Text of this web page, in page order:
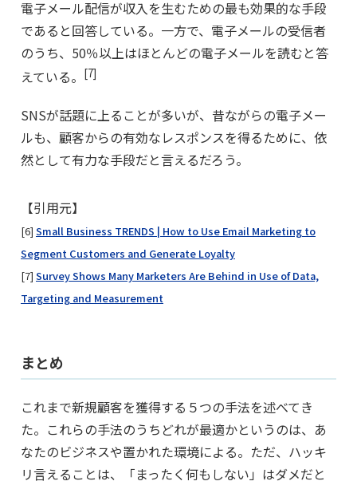
電子メール配信が収入を生むための最も効果的な手段
であると回答している。一方で、電子メールの受信者
のうち、50％以上はほとんどの電子メールを読むと答
えている。 [7]
SNSが話題に上ることが多いが、昔ながらの電子メー
ルも、顧客からの有効なレスポンスを得るために、依
然として有力な手段だと言えるだろう。
【引用元】
[6] Small Business TRENDS | How to Use Email Marketing to
Segment Customers and Generate Loyalty
[7] Survey Shows Many Marketers Are Behind in Use of Data,
Targeting and Measurement
まとめ
これまで新規顧客を獲得する５つの手法を述べてき
た。これらの手法のうちどれが最適かというのは、あ
なたのビジネスや置かれた環境による。ただ、ハッキ
リ言えることは、「まったく何もしない」はダメだと